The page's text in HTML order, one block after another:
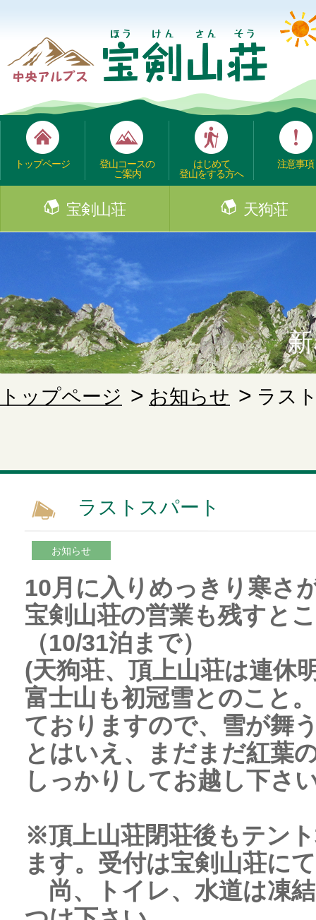
トップページ
登山コースの
ご案内
はじめて
登山をする方へ
注意事項
宝剣山荘 天狗荘
トップページ お知らせ ラス
ラストスパート
お知らせ
10月に入りめっきり寒さ
宝剣山荘の営業も残すと
（10/31泊まで）
(天狗荘、頂上山荘は連休
富士山も初冠雪とのこと
ておりますので、雪が舞
とはいえ、まだまだ紅葉
しっかりしてお越し下さ
※頂上山荘閉荘後もテン
ます。受付は宝剣山荘に
尚、トイレ、水道は凍